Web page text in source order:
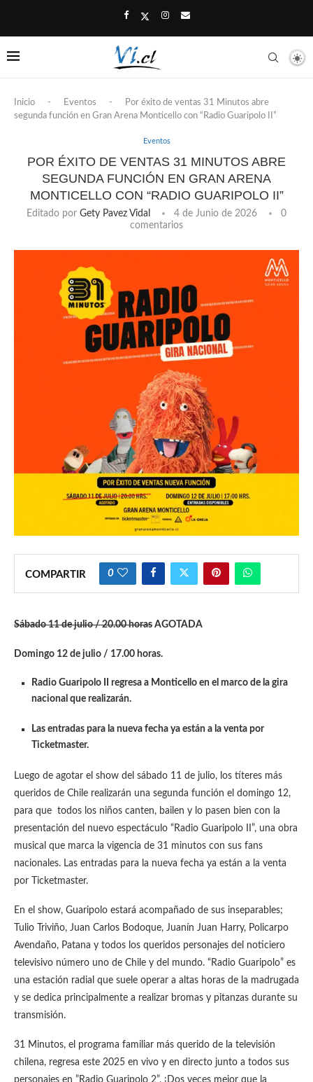
Inicio - Eventos -
Por éxito de ventas 31 Minutos abre
segunda función en Gran Arena Monticello con “Radio Guaripolo II”
Eventos
POR ÉXITO DE VENTAS 31 MINUTOS ABRE
SEGUNDA FUNCIÓN EN GRAN ARENA
MONTICELLO CON “RADIO GUARIPOLO II”
Editado por Gety Pavez Vidal 4 de Junio de 2026
0
comentarios
COMPARTIR 0
Sábado 11 de julio / 20.00 horas AGOTADA
Domingo 12 de julio / 17.00 horas.
Radio Guaripolo II regresa a Monticello en el marco de la gira
nacional que realizarán.
Las entradas para la nueva fecha ya están a la venta por
Ticketmaster.
Luego de agotar el show del sábado 11 de julio, los títeres más
queridos de Chile realizarán una segunda función el domingo 12,
para que todos los niños canten, bailen y lo pasen bien con la
presentación del nuevo espectáculo “Radio Guaripolo II”, una obra
musical que marca la vigencia de 31 minutos con sus fans
nacionales. Las entradas para la nueva fecha ya están a la venta
por Ticketmaster.
En el show, Guaripolo estará acompañado de sus inseparables;
Tulio Triviño, Juan Carlos Bodoque, Juanín Juan Harry, Policarpo
Avendaño, Patana y todos los queridos personajes del noticiero
televisivo número uno de Chile y del mundo. “Radio Guaripolo” es
una estación radial que suele operar a altas horas de la madrugada
y se dedica principalmente a realizar bromas y pitanzas durante su
transmisión.
31 Minutos, el programa familiar más querido de la televisión
chilena, regresa este 2025 en vivo y en directo junto a todos sus
personajes en ”Radio Guaripolo 2”, ¡Dos veces mejor que la